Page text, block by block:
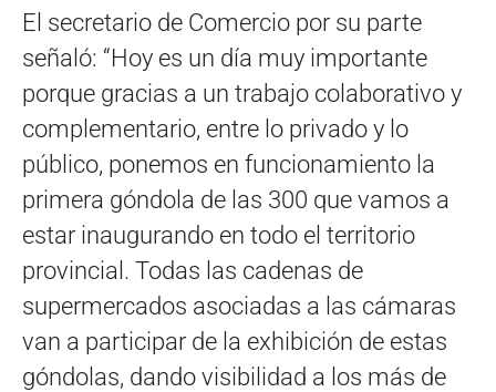
El secretario de Comercio por su parte
señaló: “Hoy es un día muy importante
porque gracias a un trabajo colaborativo y
complementario, entre lo privado y lo
público, ponemos en funcionamiento la
primera góndola de las 300 que vamos a
estar inaugurando en todo el territorio
provincial. Todas las cadenas de
supermercados asociadas a las cámaras
van a participar de la exhibición de estas
góndolas, dando visibilidad a los más de